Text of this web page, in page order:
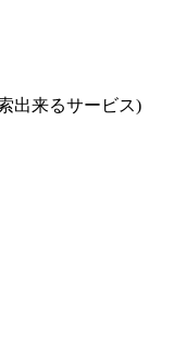
出来るサービス)